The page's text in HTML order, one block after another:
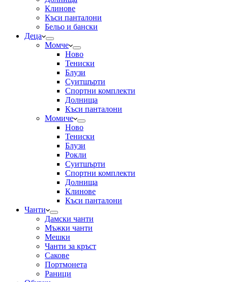
Клинове
Къси панталони
Бельо и бански
Деца
Момче
Ново
Тениски
Блузи
Суитшърти
Спортни комплекти
Долнища
Къси панталони
Момиче
Ново
Тениски
Блузи
Рокли
Суитшърти
Спортни комплекти
Долнища
Клинове
Къси панталони
Чанти
Дамски чанти
Мъжки чанти
Мешки
Чанти за кръст
Сакове
Портмонета
Раници